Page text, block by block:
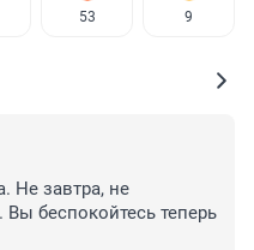
53 9
Не завтра, не
Вы беспокойтесь теперь